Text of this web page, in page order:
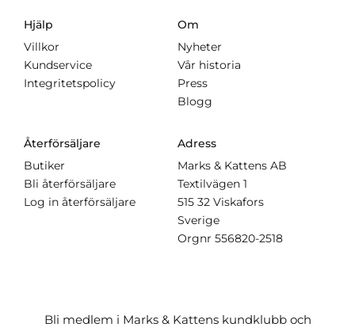
Hjälp
Villkor
Kundservice
Integritetspolicy
Om
Nyheter
Vår historia
Press
Blogg
Återförsäljare
Butiker
Bli återförsäljare
Log in återförsäljare
Adress
Marks & Kattens AB
Textilvägen 1
515 32 Viskafors
Sverige
Orgnr 556820-2518
Bli medlem i Marks & Kattens kundklubb och